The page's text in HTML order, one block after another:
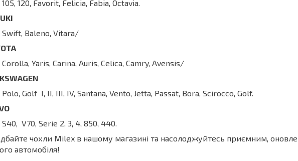
105, 120, Favorit, Felicia, Fabia, Octavia.
Swift, Baleno, Vitara/
Corolla, Yaris, Carina, Auris, Celica, Camry, Avensis/
Polo, Golf I, II, III, IV, Santana, Vento, Jetta, Passat, Bora, Scirocco, Golf.
S40, V70, Serie 2, 3, 4, 850, 440.
чохли Milex в нашому магазині та насолоджуйтесь приємним,
автомобіля!